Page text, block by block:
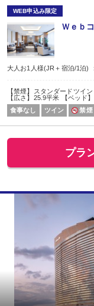
WEB申込み限定
Ｗｅｂ
大人お1人様(JR＋宿泊/1泊)
【禁煙】スタンダードツイン
【広さ】25.9平米 【ベッド
食事なし
ツイン 禁煙
プラ